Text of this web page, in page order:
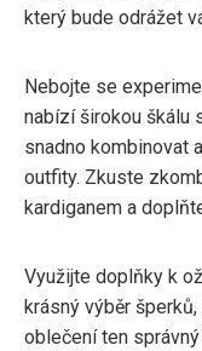
který bude odrážet
Nebojte se
nabízí širokou škálu
snadno kombinovat
outfity. Zkuste
kardiganem a
Využijte doplňky k
krásný výběr
oblečení ten